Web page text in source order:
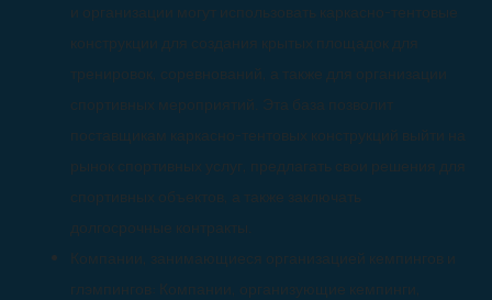
и организации могут использовать каркасно-тентовые
конструкции для создания крытых площадок для
тренировок, соревнований, а также для организации
спортивных мероприятий. Эта база позволит
поставщикам каркасно-тентовых конструкций выйти на
рынок спортивных услуг, предлагать свои решения для
спортивных объектов, а также заключать
долгосрочные контракты.
Компании, занимающиеся организацией кемпингов и
глэмпингов: Компании, организующие кемпинги,